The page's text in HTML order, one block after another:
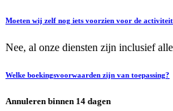
Moeten wij zelf nog iets voorzien voor de
Nee, al onze diensten zijn inclusief
Welke boekingsvoorwaarden zijn van toepassing?
Annuleren binnen 14 dagen